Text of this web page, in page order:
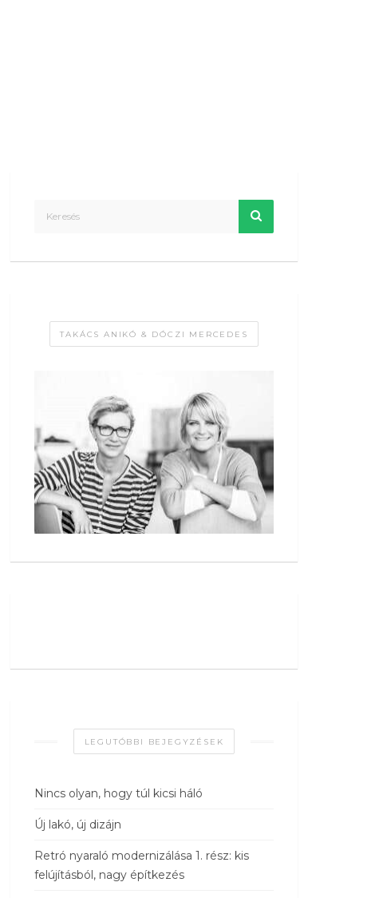
TAKÁCS ANIKÓ & DÓCZI MERCEDES
LEGUTÓBBI BEJEGYZÉSEK
Nincs olyan, hogy túl kicsi háló
Új lakó, új dizájn
Retró nyaraló modernizálása 1. rész: kis
felújításból, nagy építkezés